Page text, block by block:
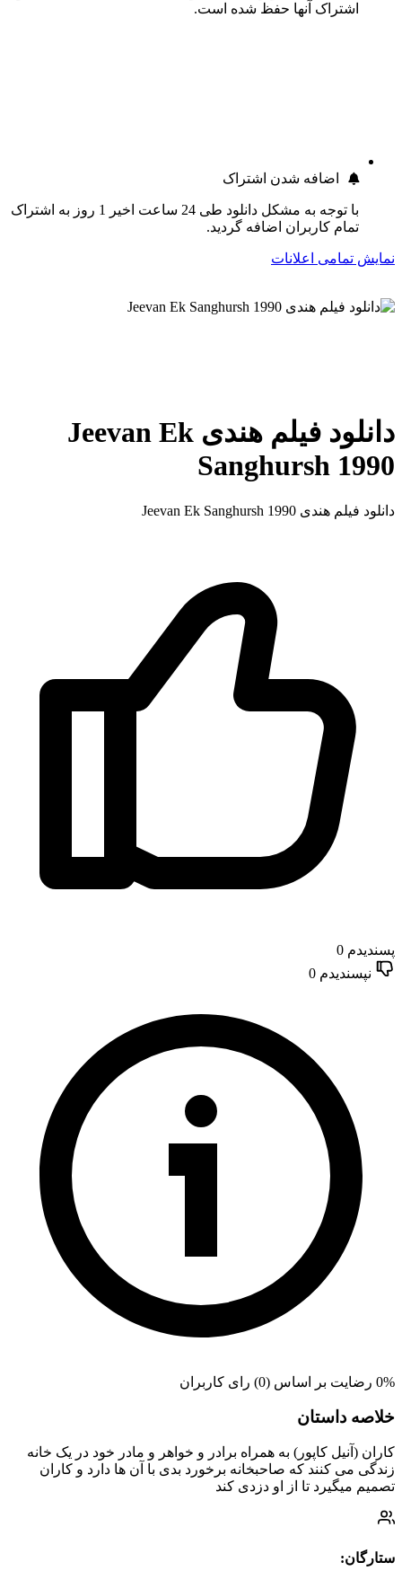
اشتراک آنها حفظ شده است.
اضافه شدن اشتراک
با توجه به مشکل دانلود طی 24 ساعت اخیر 1 روز به اشتراک
تمام کاربران اضافه گردید.
نمایش تمامی اعلانات
دانلود فیلم هندی Jeevan Ek
Sanghursh 1990
دانلود فیلم هندی Jeevan Ek Sanghursh 1990
پسندیدم 0
نپسندیدم 0
0% رضایت بر اساس (0) رای کاربران
خلاصه داستان
کاران (آنیل کاپور) به همراه برادر و خواهر و مادر خود در یک خانه
زندگی می کنند که صاحبخانه برخورد بدی با آن ها دارد و کاران
تصمیم میگیرد تا از او دزدی کند
ستارگان: